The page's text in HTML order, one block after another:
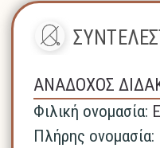
ΑΝΑΔΟΧΟΣ
Φιλική ονομασία:
Πλήρης ονομασία: